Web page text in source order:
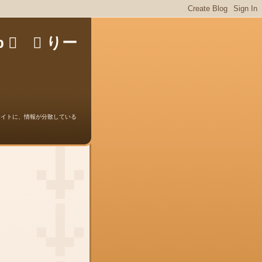
 ⌘ りー
トに、情報が分散している